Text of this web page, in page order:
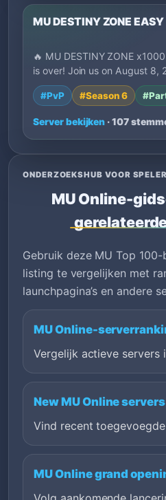
MU DESTINY ZONE EASY
🔥 MU DESTINY ZONE
is over! Join us on August 8,
#PvP #Season 6
Server bekijken · 107
ONDERZOEKSHUB VOOR
MU Online-
Gebruik deze MU Top
listing te vergelijken met
launchpagina’s en andere
MU Online-
Vergelijk actieve servers
New MU Online servers
Vind recent
MU Online grand